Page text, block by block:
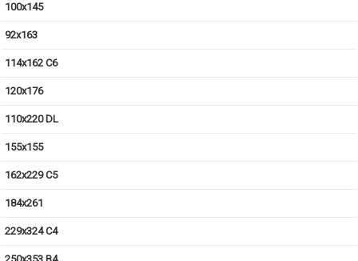
100x145
92x163
114x162 C6
120x176
110x220 DL
155x155
162x229 C5
184x261
229x324 C4